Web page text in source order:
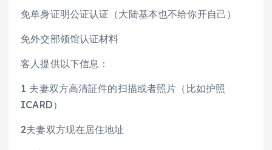
免单身证明公证认证（大陆基本也不给你开自己）
免外交部领馆认证材料
客人提供以下信息：
1 夫妻双方高清証件的扫描或者照片（比如护照
ICARD）
2夫妻双方现在居住地址